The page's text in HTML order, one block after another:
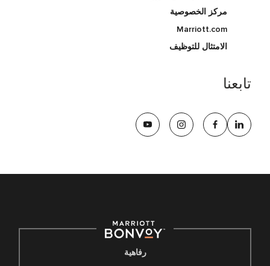
مركز الخصوصية
Marriott.com
الامتثال للتوظيف
تابعنا
رفاهية